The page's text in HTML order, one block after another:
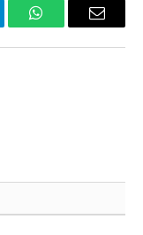
WhatsAppEmail